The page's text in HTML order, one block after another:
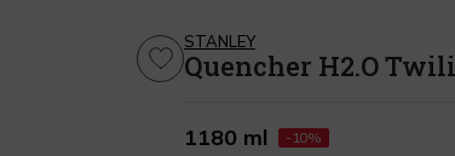
STANLEY
Quencher H2.O
1180 ml
-10%